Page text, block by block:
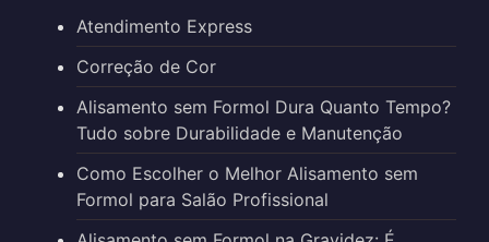
Atendimento Express
Correção de Cor
Alisamento sem Formol Dura Quanto Tempo?
Tudo sobre Durabilidade e Manutenção
Como Escolher o Melhor Alisamento sem
Formol para Salão Profissional